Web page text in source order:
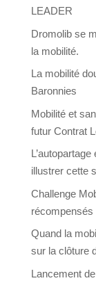
LEADER
Dromolib se
la mobilité.
La mobilité
Baronnies
Mobilité et
futur Contrat
illustrer cette
Challenge
récompensés
Quand la
sur la clôture
Lancement